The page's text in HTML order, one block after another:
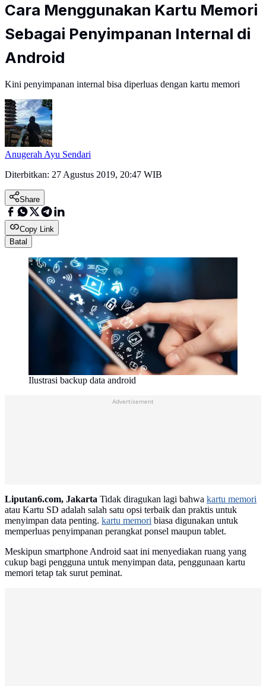
Cara Menggunakan Kartu Memori
Sebagai Penyimpanan Internal di
Android
Kini penyimpanan internal bisa diperluas dengan kartu memori
Anugerah Ayu Sendari
Diterbitkan: 27 Agustus 2019, 20:47 WIB
Share
Copy Link
Batal
Ilustrasi backup data android
Liputan6.com, Jakarta Tidak diragukan lagi bahwa kartu memori
atau Kartu SD adalah salah satu opsi terbaik dan praktis untuk
menyimpan data penting. kartu memori biasa digunakan untuk
memperluas penyimpanan perangkat ponsel maupun tablet.
Meskipun smartphone Android saat ini menyediakan ruang yang
cukup bagi pengguna untuk menyimpan data, penggunaan kartu
memori tetap tak surut peminat.